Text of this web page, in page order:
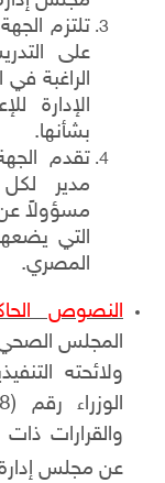
تلتزم
على
الراغبة
الإدارة
بشأنها.
تقدم
مدير
مسؤولاً عن
التي
المصري.
النصوص
ولائحته
والقرارات
عن مجلس